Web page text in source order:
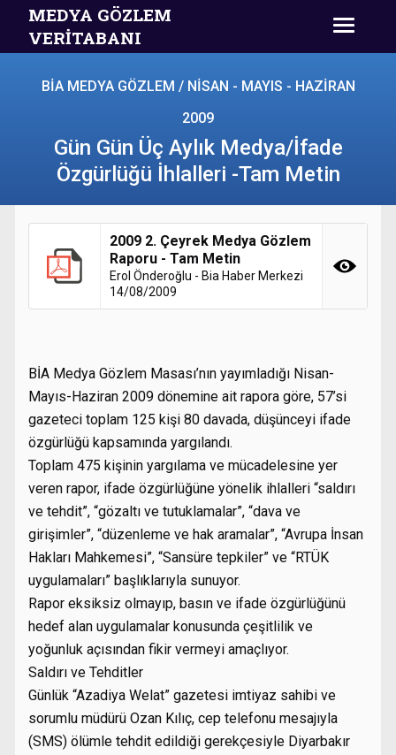
MEDYA GÖZLEM
VERİTABANI
BİA MEDYA GÖZLEM / NİSAN - MAYIS - HAZİRAN
2009
Gün Gün Üç Aylık Medya/İfade
Özgürlüğü İhlalleri -Tam Metin
2009 2. Çeyrek Medya Gözlem
Raporu - Tam Metin
Erol Önderoğlu - Bia Haber Merkezi
14/08/2009
BİA Medya Gözlem Masası’nın yayımladığı Nisan-
Mayıs-Haziran 2009 dönemine ait rapora göre, 57’si
gazeteci toplam 125 kişi 80 davada, düşünceyi ifade
özgürlüğü kapsamında yargılandı.
Toplam 475 kişinin yargılama ve mücadelesine yer
veren rapor, ifade özgürlüğüne yönelik ihlalleri “saldırı
ve tehdit”, “gözaltı ve tutuklamalar”, “dava ve
girişimler”, “düzenleme ve hak aramalar”, “Avrupa İnsan
Hakları Mahkemesi”, “Sansüre tepkiler” ve “RTÜK
uygulamaları” başlıklarıyla sunuyor.
Rapor eksiksiz olmayıp, basın ve ifade özgürlüğünü
hedef alan uygulamalar konusunda çeşitlilik ve
yoğunluk açısından fikir vermeyi amaçlıyor.
Saldırı ve Tehditler
Günlük “Azadiya Welat” gazetesi imtiyaz sahibi ve
sorumlu müdürü Ozan Kılıç, cep telefonu mesajıyla
(SMS) ölümle tehdit edildiği gerekçesiyle Diyarbakır